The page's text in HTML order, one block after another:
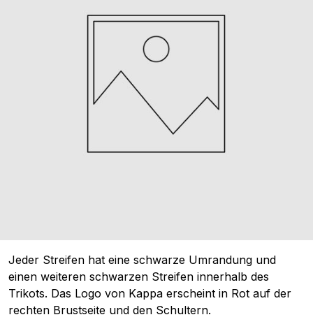
Jeder Streifen hat eine schwarze Umrandung und
einen weiteren schwarzen Streifen innerhalb des
Trikots. Das Logo von Kappa erscheint in Rot auf der
rechten Brustseite und den Schultern.